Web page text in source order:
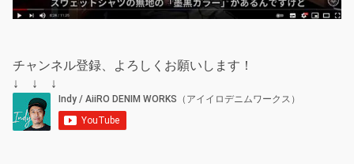
チャンネル登録、よろしくお願いします！
↓ ↓ ↓